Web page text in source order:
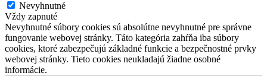
Nevyhnutné
Vždy zapnuté
Nevyhnutné súbory cookies sú absolútne nevyhnutné pre správne
fungovanie webovej stránky. Táto kategória zahŕňa iba súbory
cookies, ktoré zabezpečujú základné funkcie a bezpečnostné prvky
webovej stránky. Tieto cookies neukladajú žiadne osobné
informácie.